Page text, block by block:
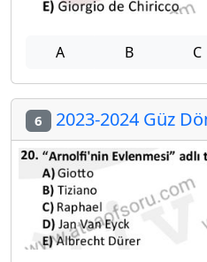
A B C
6 2023-2024 Güz